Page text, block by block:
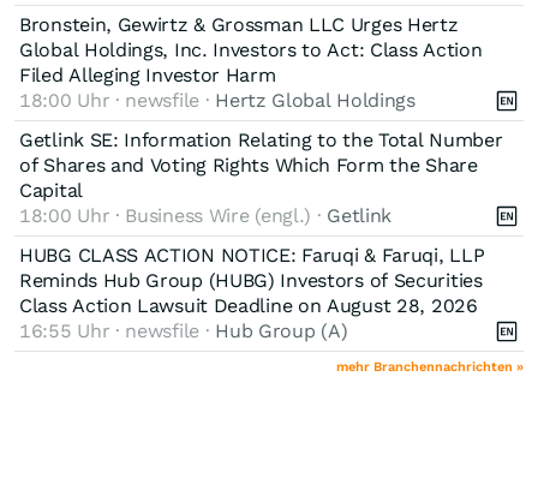
Bronstein, Gewirtz & Grossman LLC Urges Hertz
Global Holdings, Inc. Investors to Act: Class Action
Filed Alleging Investor Harm
18:00 Uhr · newsfile · Hertz Global Holdings
Getlink SE: Information Relating to the Total Number
of Shares and Voting Rights Which Form the Share
Capital
18:00 Uhr · Business Wire (engl.) · Getlink
HUBG CLASS ACTION NOTICE: Faruqi & Faruqi, LLP
Reminds Hub Group (HUBG) Investors of Securities
Class Action Lawsuit Deadline on August 28, 2026
16:55 Uhr · newsfile · Hub Group (A)
mehr Branchennachrichten »